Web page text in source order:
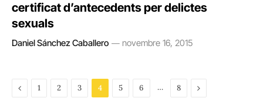
certificat d’antecedents per delictes
sexuals
Daniel Sánchez Caballero novembre 16, 2015
Previous
1 2 3 4 5 6 … 8 Next